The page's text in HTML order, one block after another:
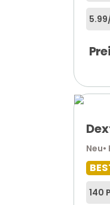
5.99
Neu
140